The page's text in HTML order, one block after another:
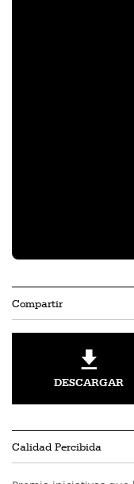
Compartir
DESCARGAR
Calidad Percibida